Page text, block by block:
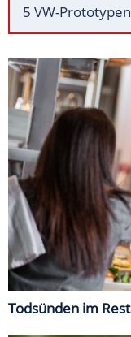
5 VW-
Todsünden im